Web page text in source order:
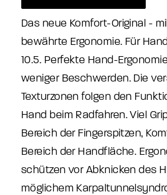
Das neue Komfort-Original -
bewährte Ergonomie. Für
10.5. Perfekte Hand-
weniger Beschwerden. Die
Texturzonen folgen den
Hand beim Radfahren. Viel
Bereich der Fingerspitzen,
Bereich der Handfläche.
schützen vor Abknicken des
möglichem